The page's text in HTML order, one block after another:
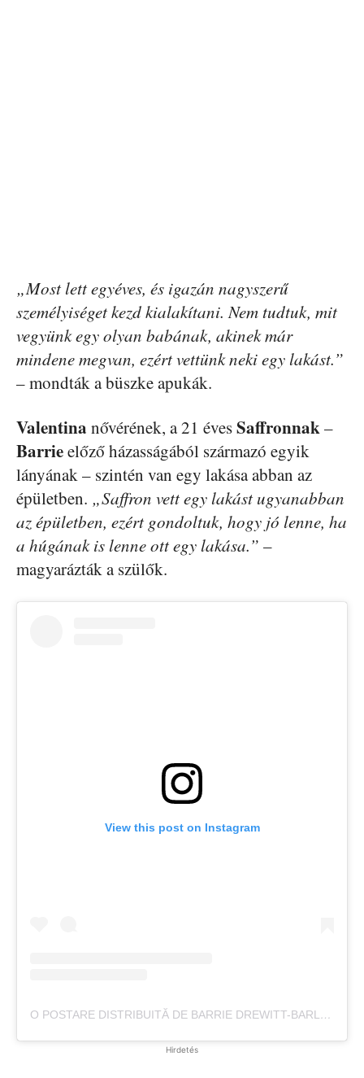
„Most lett egyéves, és igazán nagyszerű
személyiséget kezd kialakítani. Nem tudtuk, mit
vegyünk egy olyan babának, akinek már
mindene megvan, ezért vettünk neki egy lakást.”
– mondták a büszke apukák.
Valentina nővérének, a 21 évesSaffronnak–
Barrieelőző házasságából származó egyik
lányának – szintén van egy lakása abban az
épületben. „Saffron vett egy lakást ugyanabban
az épületben, ezért gondoltuk, hogy jó lenne, ha
a húgának is lenne ott egy lakása.” –
magyarázták a szülők.
View this post on Instagram
O POSTARE DISTRIBUITĂ DE BARRIE DREWITT-BARLOW (@DONBARRIE)
Hirdetés